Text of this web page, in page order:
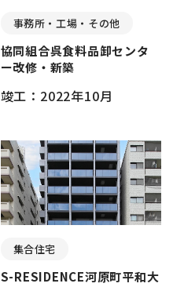
事務所・工場・その他
協同組合呉食料品卸センタ
ー改修・新築
竣工：2022年10月
集合住宅
S-RESIDENCE河原町平和大